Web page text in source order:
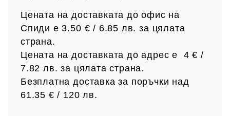
Цената на доставката до офис на
Спиди е 3.50 € / 6.85 лв.за цялата
страна.
Цената на доставката до адрес е 4 € /
7.82 лв.за цялата страна.
Безплатна доставка за поръчки над
61.35 € / 120 лв.